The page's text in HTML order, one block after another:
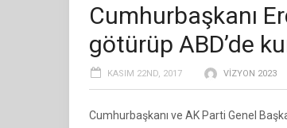
Cumhurbaşkanı
götürüp ABD’de
KASIM 22ND, 2017 VIZYON 2023
Cumhurbaşkanı ve AK Parti Genel